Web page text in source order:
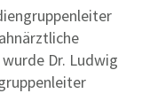
Dr. Ludwig